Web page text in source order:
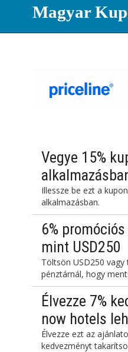
Magyar
Vegye 15%
Illessze be ezt a
alkalmazásban.
6%
mint USD250
Töltsön USD250
pénztárnál, hogy
Élvezze 7%
now hotels
Élvezze ezt az
kedvezményt